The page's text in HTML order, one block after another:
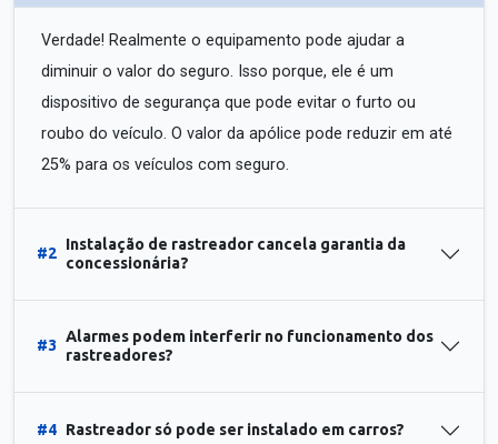
Verdade! Realmente o equipamento pode ajudar a
diminuir o valor do seguro. Isso porque, ele é um
dispositivo de segurança que pode evitar o furto ou
roubo do veículo. O valor da apólice pode reduzir em até
25% para os veículos com seguro.
#2
Instalação de rastreador cancela garantia da
concessionária?
#3
Alarmes podem interferir no funcionamento dos
rastreadores?
#4 Rastreador só pode ser instalado em carros?